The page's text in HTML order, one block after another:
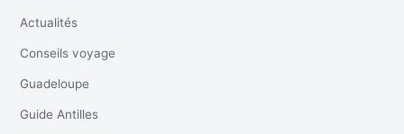
Actualités
Conseils voyage
Guadeloupe
Guide Antilles